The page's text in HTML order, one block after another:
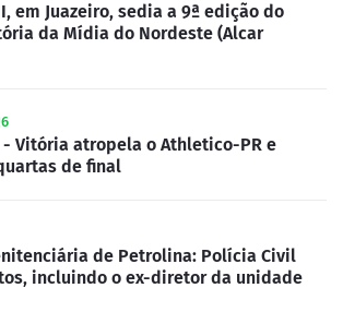
em Juazeiro, sedia a 9ª edição do
da Mídia do Nordeste (Alcar
- Vitória atropela o Athletico-PR e
de final
de Petrolina: Polícia Civil
incluindo o ex-diretor da unidade